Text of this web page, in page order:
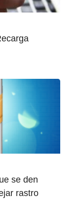
se den
rastro